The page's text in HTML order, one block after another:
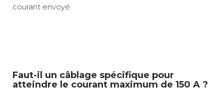
courant envoyé.
Faut-il un câblage spécifique pour
atteindre le courant maximum de 150 A ?